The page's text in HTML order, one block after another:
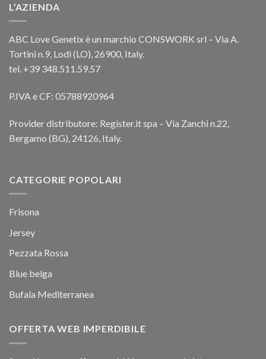
L’AZIENDA
ABC Love Genetix è un marchio CONSWORK srl – Via A.
Tortini n.9, Lodi (LO), 26900, Italy.
tel. +39 348.511.59.57
P.IVA e CF: 05788920964
Provider distributore: Register.it spa – Via Zanchi n.22,
Bergamo (BG), 24126, Italy.
CATEGORIE POPOLARI
Frisona
Jersey
Pezzata Rossa
Blue belga
Bufala Mediterranea
OFFERTA WEB IMPERDIBILE